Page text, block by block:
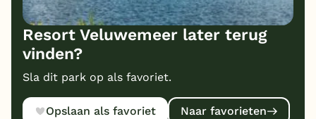
Resort Veluwemeer later terug
vinden?
Sla dit park op als favoriet.
Opslaan als favoriet Naar favorieten